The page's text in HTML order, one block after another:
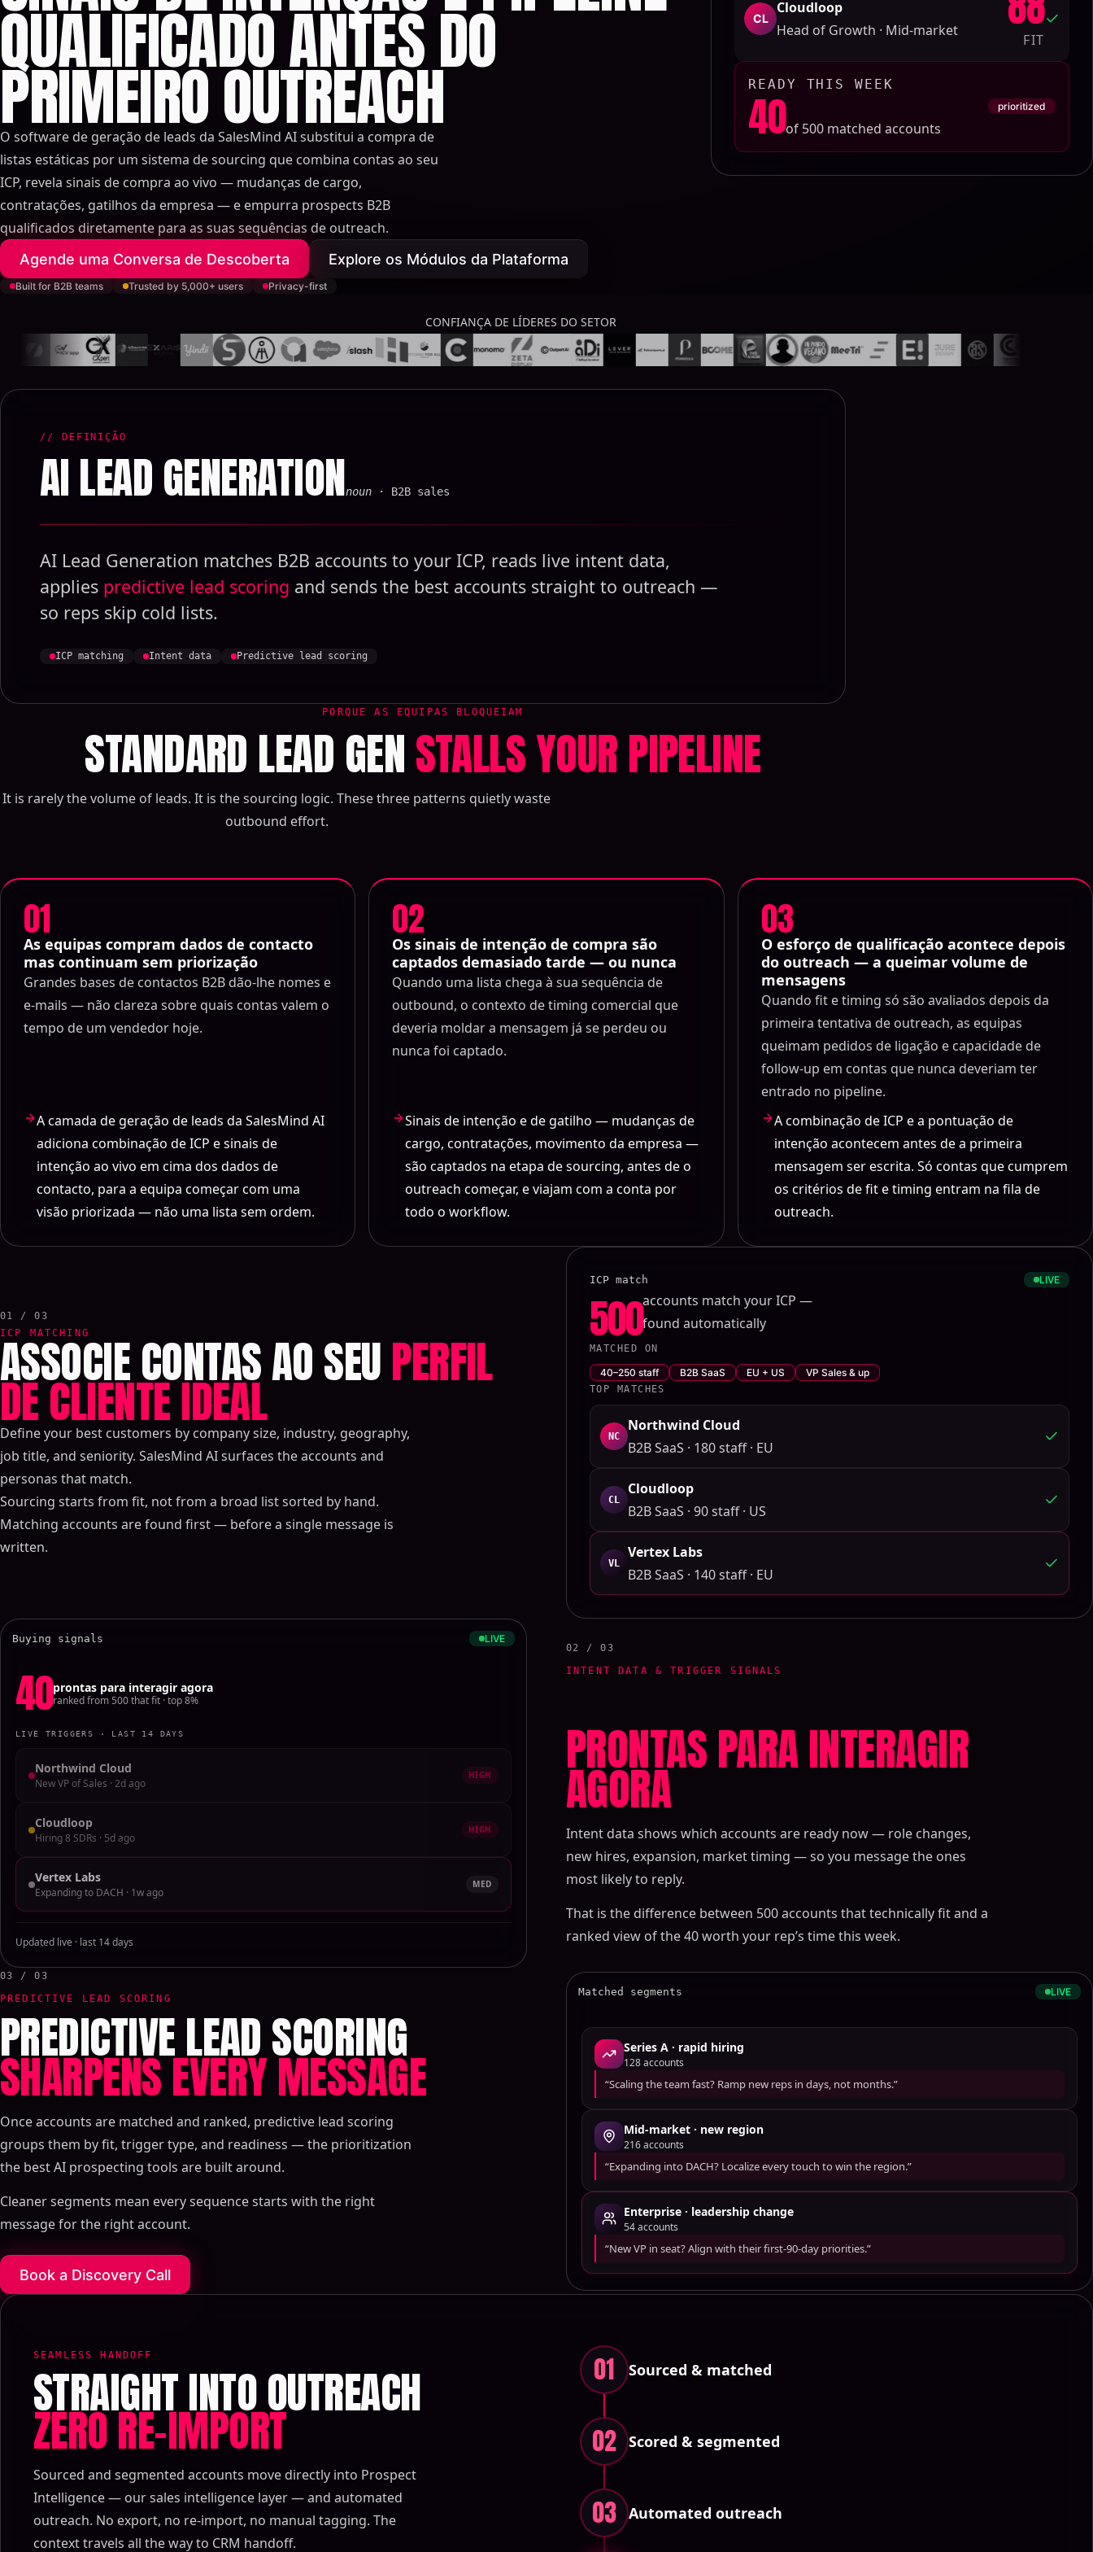
QUALIFICADO ANTES DO
PRIMEIRO OUTREACH
O software de geração de leads da SalesMind AI substitui a compra de
listas estáticas por um sistema de sourcing que combina contas ao seu
ICP, revela sinais de compra ao vivo — mudanças de cargo,
contratações, gatilhos da empresa — e empurra prospects B2B
qualificados diretamente para as suas sequências de outreach.
Agende uma Conversa de Descoberta Explore os Módulos da Plataforma
Built for B2B teams Trusted by 5,000+ users Privacy-first
CL
Cloudloop
Head of Growth · Mid-market
FIT
READY THIS WEEK
40of 500 matched accounts
prioritized
CONFIANÇA DE LÍDERES DO SETOR
// DEFINIÇÃO
AI LEAD GENERATIONnoun · B2B sales
AI Lead Generation matches B2B accounts to your ICP, reads live intent data,
applies predictive lead scoring and sends the best accounts straight to outreach —
so reps skip cold lists.
ICP matching Intent data Predictive lead scoring
PORQUE AS EQUIPAS BLOQUEIAM
STANDARD LEAD GENSTALLS YOUR PIPELINE
It is rarely the volume of leads. It is the sourcing logic. These three patterns quietly waste
outbound effort.
01
As equipas compram dados de contacto
mas continuam sem priorização
Grandes bases de contactos B2B dão-lhe nomes e
e-mails — não clareza sobre quais contas valem o
tempo de um vendedor hoje.
A camada de geração de leads da SalesMind AI
adiciona combinação de ICP e sinais de
intenção ao vivo em cima dos dados de
contacto, para a equipa começar com uma
visão priorizada — não uma lista sem ordem.
02
Os sinais de intenção de compra são
captados demasiado tarde — ou nunca
Quando uma lista chega à sua sequência de
outbound, o contexto de timing comercial que
deveria moldar a mensagem já se perdeu ou
nunca foi captado.
Sinais de intenção e de gatilho — mudanças de
cargo, contratações, movimento da empresa —
são captados na etapa de sourcing, antes de o
outreach começar, e viajam com a conta por
todo o workflow.
03
O esforço de qualificação acontece depois
do outreach — a queimar volume de
mensagens
Quando fit e timing só são avaliados depois da
primeira tentativa de outreach, as equipas
queimam pedidos de ligação e capacidade de
follow-up em contas que nunca deveriam ter
entrado no pipeline.
A combinação de ICP e a pontuação de
intenção acontecem antes de a primeira
mensagem ser escrita. Só contas que cumprem
os critérios de fit e timing entram na fila de
outreach.
01 / 03
ICP MATCHING
ASSOCIE CONTAS AO SEUPERFIL
DE CLIENTE IDEAL
Define your best customers by company size, industry, geography,
job title, and seniority. SalesMind AI surfaces the accounts and
personas that match.
Sourcing starts from fit, not from a broad list sorted by hand.
Matching accounts are found first — before a single message is
written.
ICP match LIVE
500accounts match your ICP —
found automatically
MATCHED ON
40–250 staff B2B SaaS EU + US VP Sales & up
TOP MATCHES
NC
Northwind Cloud
B2B SaaS · 180 staff · EU
CL
Cloudloop
B2B SaaS · 90 staff · US
VL
Vertex Labs
B2B SaaS · 140 staff · EU
Buying signals LIVE
40prontas para interagir agora
ranked from 500 that fit · top 8%
LIVE TRIGGERS · LAST 14 DAYS
Northwind Cloud
New VP of Sales · 2d ago
HIGH
Cloudloop
Hiring 8 SDRs · 5d ago
HIGH
Vertex Labs
Expanding to DACH · 1w ago
MED
Updated live · last 14 days
02 / 03
INTENT DATA & TRIGGER SIGNALS
PRONTAS PARA INTERAGIR
AGORA
Intent data shows which accounts are ready now — role changes,
new hires, expansion, market timing — so you message the ones
most likely to reply.
That is the difference between 500 accounts that technically fit and a
ranked view of the 40 worth your rep’s time this week.
03 / 03
PREDICTIVE LEAD SCORING
PREDICTIVE LEAD SCORING
SHARPENS EVERY MESSAGE
Once accounts are matched and ranked, predictive lead scoring
groups them by fit, trigger type, and readiness — the prioritization
the best AI prospecting tools are built around.
Cleaner segments mean every sequence starts with the right
message for the right account.
Book a Discovery Call
Matched segments LIVE
Series A · rapid hiring
128accounts
“Scaling the team fast? Ramp new reps in days, not months.”
Mid-market · new region
216accounts
“Expanding into DACH? Localize every touch to win the region.”
Enterprise · leadership change
54accounts
“New VP in seat? Align with their first-90-day priorities.”
SEAMLESS HANDOFF
STRAIGHT INTO OUTREACH
ZERO RE-IMPORT
Sourced and segmented accounts move directly into Prospect
Intelligence — our sales intelligence layer — and automated
outreach. No export, no re-import, no manual tagging. The
context travels all the way to CRM handoff.
01 Sourced & matched
02 Scored & segmented
03 Automated outreach